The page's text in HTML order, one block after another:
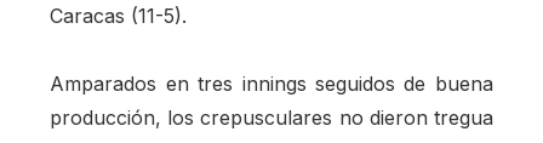
Caracas (11-5).
Amparados en tres innings seguidos de buena
producción, los crepusculares no dieron tregua